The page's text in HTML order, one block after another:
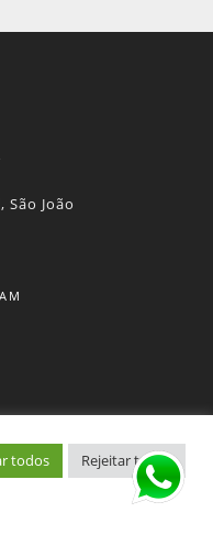
João
todos Rejeitar todos